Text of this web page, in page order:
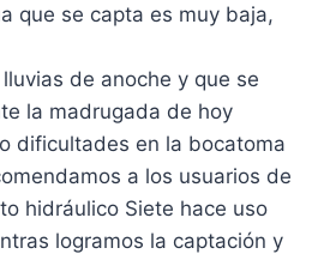
que se capta es muy baja,
de anoche y que se
la madrugada de hoy
dificultades en la bocatoma
a los usuarios de
hidráulico Siete hace uso
logramos la captación y